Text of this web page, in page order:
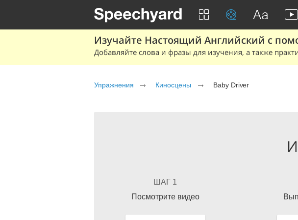
Изучайте Настоящий Английский с
Добавляйте слова и фразы для изучения, а также
Упражнения Киносцены Baby Driver
ШАГ 1
Посмотрите видео